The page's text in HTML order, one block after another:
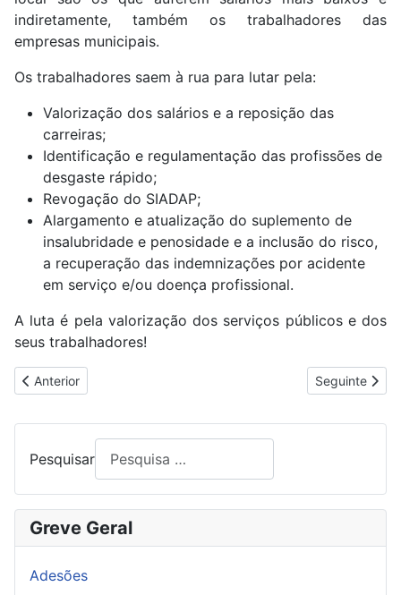
indiretamente, também os trabalhadores das
empresas municipais.
Os trabalhadores saem à rua para lutar pela:
Valorização dos salários e a reposição das
carreiras;
Identificação e regulamentação das profissões de
desgaste rápido;
Revogação do SIADAP;
Alargamento e atualização do suplemento de
insalubridade e penosidade e a inclusão do risco,
a recuperação das indemnizações por acidente
em serviço e/ou doença profissional.
A luta é pela valorização dos serviços públicos e dos
seus trabalhadores!
Artigo anterior: NOTA DE PESAR DA USL AO VICTOR JESUS
Anterior Artigo
Seguinte
Pesquisar
Greve Geral
Adesões